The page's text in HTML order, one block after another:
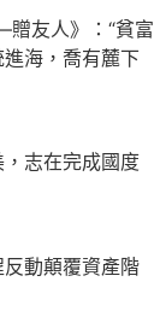
友人》：“貧富
海，喬有麓下
志在完成國度
動顛覆資產階